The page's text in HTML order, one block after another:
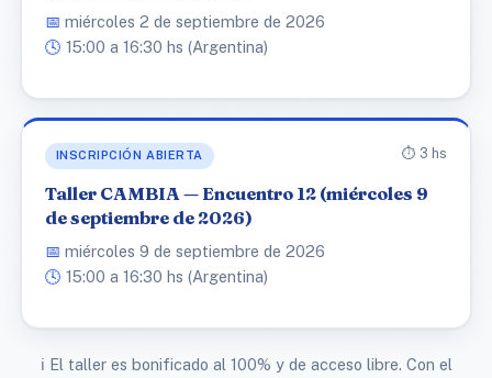
📅 miércoles 2 de septiembre de 2026
🕓 15:00 a 16:30 hs (Argentina)
INSCRIPCIÓN ABIERTA ⏱️ 3 hs
Taller CAMBIA — Encuentro 12 (miércoles 9
de septiembre de 2026)
📅 miércoles 9 de septiembre de 2026
🕓 15:00 a 16:30 hs (Argentina)
ℹ️ El taller es bonificado al 100% y de acceso libre. Con el